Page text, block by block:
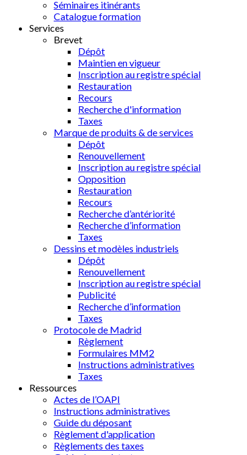
Séminaires itinérants
Catalogue formation
Services
Brevet
Dépôt
Maintien en vigueur
Inscription au registre spécial
Restauration
Recours
Recherche d'information
Taxes
Marque de produits & de services
Dépôt
Renouvellement
Inscription au registre spécial
Opposition
Restauration
Recours
Recherche d’antériorité
Recherche d’information
Taxes
Dessins et modèles industriels
Dépôt
Renouvellement
Inscription au registre spécial
Publicité
Recherche d’information
Taxes
Protocole de Madrid
Règlement
Formulaires MM2
Instructions administratives
Taxes
Ressources
Actes de l’OAPI
Instructions administratives
Guide du déposant
Règlement d'application
Règlements des taxes